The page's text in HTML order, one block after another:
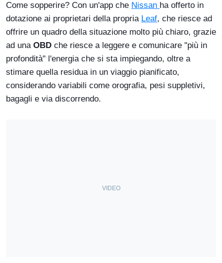
Come sopperire? Con un'app che Nissan ha offerto in
dotazione ai proprietari della propria Leaf, che riesce ad
offrire un quadro della situazione molto più chiaro, grazie
ad una OBD che riesce a leggere e comunicare "più in
profondità" l'energia che si sta impiegando, oltre a
stimare quella residua in un viaggio pianificato,
considerando variabili come orografia, pesi suppletivi,
bagagli e via discorrendo.